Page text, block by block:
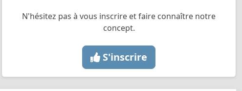
N'hésitez pas à vous inscrire et faire connaître notre
concept.
S'inscrire